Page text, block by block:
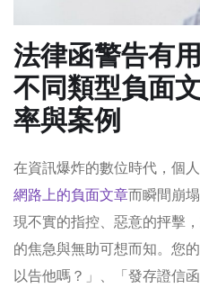
法律函警告有
不同類型負面
率與案例
在資訊爆炸的數位時代，個
網路上的負面文章而瞬間崩
現不實的指控、惡意的抨擊
的焦急與無助可想而知。您
以告他嗎？」、「發存證信